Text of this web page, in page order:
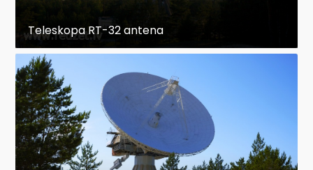
Teleskopa RT-32 antena